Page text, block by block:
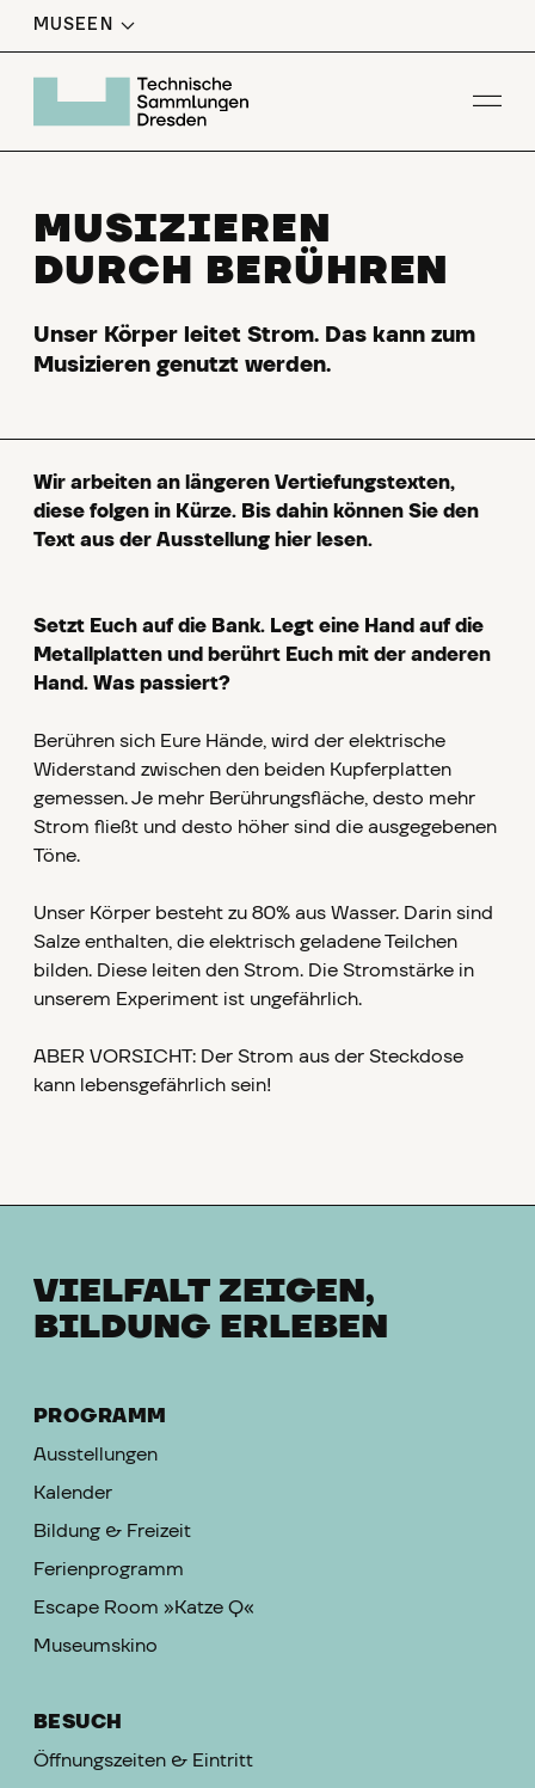
MUSEEN
MUSIZIEREN
DURCH BERÜHREN
Unser Körper leitet Strom. Das kann zum
Musizieren genutzt werden.
Wir arbeiten an längeren Vertiefungstexten,
diese folgen in Kürze. Bis dahin können Sie den
Text aus der Ausstellung hier lesen.
Setzt Euch auf die Bank. Legt eine Hand auf die
Metall­platten und berührt Euch mit der anderen
Hand. Was passiert?
Berühren sich Eure Hände, wird der elektrische
Widerstand zwischen den beiden Kupferplat­ten
gemessen. Je mehr Berührungsfläche, desto mehr
Strom fließt und desto höher sind die ausgegebenen
Töne.
Unser Körper besteht zu 80% aus Wasser. Darin sind
Salze enthalten, die elektrisch geladene Teilchen
bilden. Diese leiten den Strom. Die Stromstärke in
unserem Expe­riment ist ungefährlich.
ABER VORSICHT: Der Strom aus der Steckdose
kann lebensgefähr­lich sein!
VIELFALT ZEIGEN,
BILDUNG ERLEBEN
PROGRAMM
Ausstellungen
Kalender
Bildung & Freizeit
Ferienprogramm
Escape Room »Katze Q«
Museumskino
BESUCH
Öffnungszeiten & Eintritt